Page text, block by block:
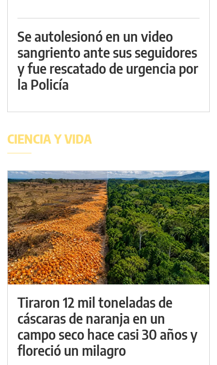
Se autolesionó en un video
sangriento ante sus seguidores
y fue rescatado de urgencia por
la Policía
CIENCIA Y VIDA
Tiraron 12 mil toneladas de
cáscaras de naranja en un
campo seco hace casi 30 años y
floreció un milagro